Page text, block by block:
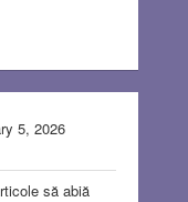
5, 2026
să abiă